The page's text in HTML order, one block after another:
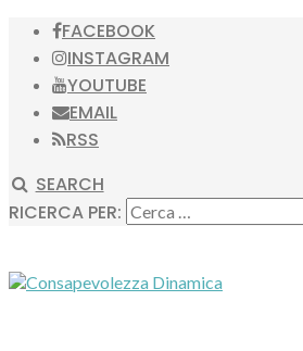
FACEBOOK
INSTAGRAM
YOUTUBE
EMAIL
RSS
SEARCH
RICERCA PER: